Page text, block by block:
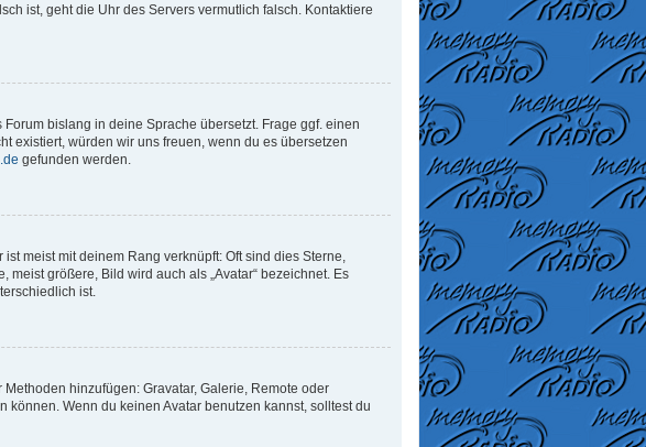
ist, geht die Uhr des Servers vermutlich falsch. Kontaktiere
bislang in deine Sprache übersetzt. Frage ggf. einen
existiert, würden wir uns freuen, wenn du es übersetzen
gefunden werden.
meist mit deinem Rang verknüpft: Oft sind dies Sterne,
größere, Bild wird auch als „Avatar“ bezeichnet. Es
ist.
hinzufügen: Gravatar, Galerie, Remote oder
Wenn du keinen Avatar benutzen kannst, solltest du